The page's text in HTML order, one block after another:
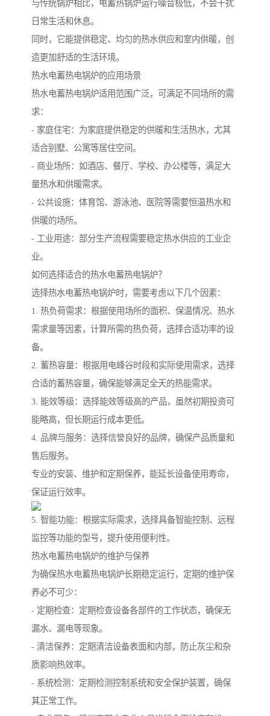
与传统锅炉相比，电蓄热锅炉运行噪音极低，不会干扰
日常生活和休息。
同时，它能提供稳定、均匀的热水供应和室内供暖，创
造更加舒适的生活环境。
热水电蓄热电锅炉的应用场景
热水电蓄热电锅炉适用范围广泛，可满足不同场所的需
求：
- 家庭住宅：为家庭提供稳定的供暖和生活热水，尤其
适合别墅、公寓等居住空间。
- 商业场所：如酒店、餐厅、学校、办公楼等，满足大
量热水和供暖需求。
- 公共设施：体育馆、游泳池、医院等需要恒温热水和
供暖的场所。
- 工业用途：部分生产流程需要稳定热水供应的工业企
业。
如何选择适合的热水电蓄热电锅炉？
选择热水电蓄热电锅炉时，需要考虑以下几个因素：
1. 热负荷需求：根据使用场所的面积、保温情况、热水
需求量等因素，计算所需的热负荷，选择合适功率的设
备。
2. 蓄热容量：根据用电峰谷时段和实际使用需求，选择
合适的蓄热容量，确保能够满足全天的热能需求。
3. 能效等级：选择能效等级高的产品，虽然初期投资可
能略高，但长期运行成本更低。
4. 品牌与服务：选择信誉良好的品牌，确保产品质量和
售后服务。
专业的安装、维护和定期保养，能延长设备使用寿命，
保证运行效率。
5. 智能功能：根据实际需求，选择具备智能控制、远程
监控等功能的型号，提升使用便利性。
热水电蓄热电锅炉的维护与保养
为确保热水电蓄热电锅炉长期稳定运行，定期的维护保
养必不可少：
- 定期检查：定期检查设备各部件的工作状态，确保无
漏水、漏电等现象。
- 清洁保养：定期清洁设备表面和内部，防止灰尘和杂
质影响热效率。
- 系统检测：定期检测控制系统和安全保护装置，确保
其正常工作。